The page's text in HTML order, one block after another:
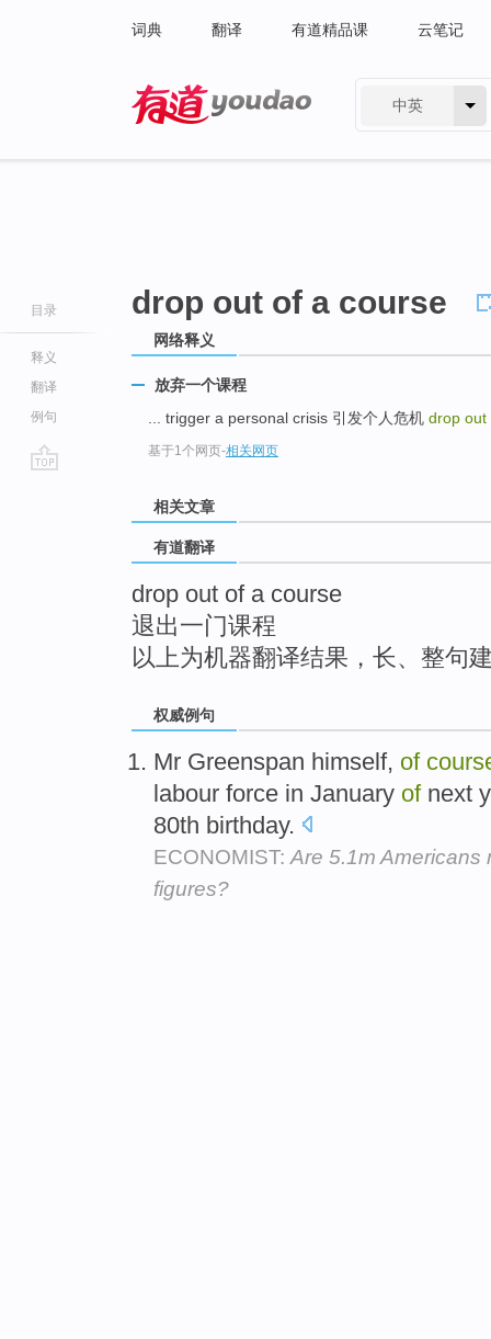
词典 翻译 有道精品课 云笔记
中英
目录
释义
翻译
例句
drop out of a course
网络释义
放弃一个课程
... trigger a personal crisis 引发个人危机 drop
基于1个网页-相关网页
相关文章
有道翻译
drop out of a course
退出一门课程
以上为机器翻译结果，长、整句
权威例句
Mr Greenspan himself, of
labour force in January ofnext
80th birthday.
ECONOMIST: Are 5.1m Americans
figures?